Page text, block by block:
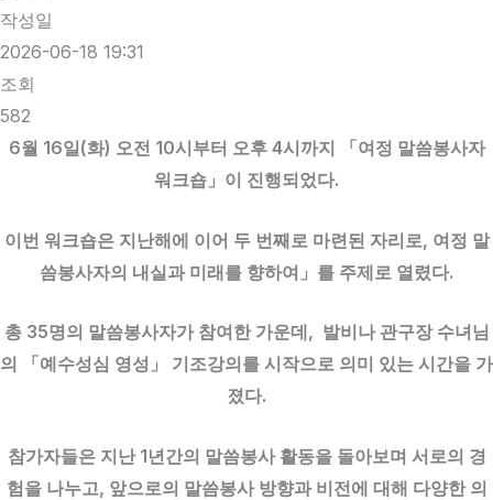
작성일
2026-06-18 19:31
조회
582
6월 16일(화) 오전 10시부터 오후 4시까지 「여정 말씀봉사자
워크숍」이 진행되었다.
이번 워크숍은 지난해에 이어 두 번째로 마련된 자리로, 여정 말
씀봉사자의 내실과 미래를 향하여」를 주제로 열렸다.
총 35명의 말씀봉사자가 참여한 가운데, 발비나 관구장 수녀님
의 「예수성심 영성」 기조강의를 시작으로 의미 있는 시간을 가
졌다.
참가자들은 지난 1년간의 말씀봉사 활동을 돌아보며 서로의 경
험을 나누고, 앞으로의 말씀봉사 방향과 비전에 대해 다양한 의